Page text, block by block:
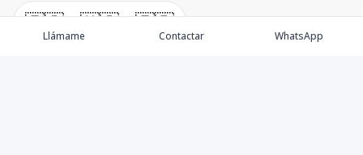
🇪🇸 🇺🇸 🇫🇷
Llámame Contactar WhatsApp